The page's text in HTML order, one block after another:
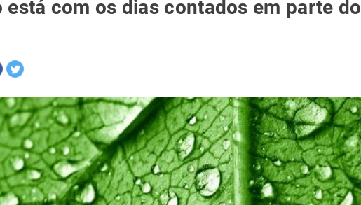
está com os dias contados em parte do